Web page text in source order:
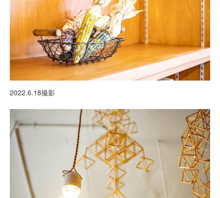
2022.6.18撮影